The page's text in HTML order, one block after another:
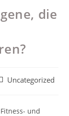
die
Uncategorized
und